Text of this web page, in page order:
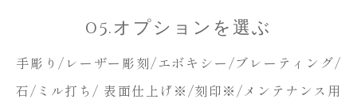
05.オプションを選ぶ
手彫り/レーザー彫刻/エボキシー/ブレーティング/
石/ミル打ち/ 表面仕上げ※/刻印※/メンテナンス用